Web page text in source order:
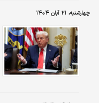
چهارشنبه، ۲۱ آبان ۱۴۰۴